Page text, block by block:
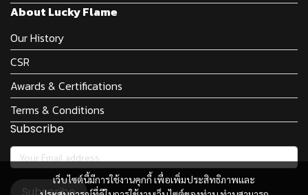
เว็บไซต์นี้มีการใช้งานคุกกี้ เพื่อเพิ่มประสิทธิภาพและ
About Lucky Flame
Our History
CSR
Awards & Certifications
Terms & Conditions
Subscribe
Subscribe